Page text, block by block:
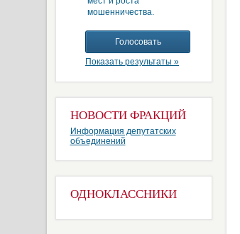
мошенничества.
Показать результаты »
НОВОСТИ ФРАКЦИЙ
Информация депутатских
объединений
ОДНОКЛАССНИКИ